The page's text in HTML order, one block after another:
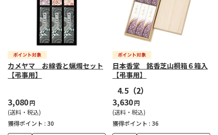
カメヤマ お線香と蝋燭セット
【弔事用】
3,080円
(送料・税込)
獲得ポイント : 30
日本香堂 銘香芝山桐箱６箱入
【弔事用】
4.5 （2）
3,630円
(送料・税込)
獲得ポイント : 36